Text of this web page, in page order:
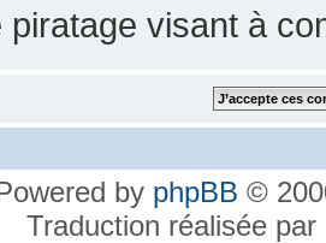
piratage visant à
by phpBB ©
Traduction réalisée par